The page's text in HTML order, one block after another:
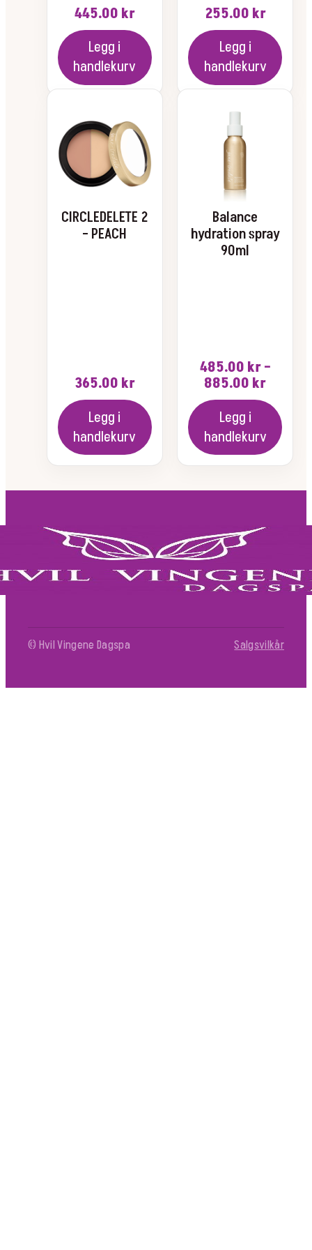
445.00 kr
Legg i
handlekurv
255.00 kr
Legg i
handlekurv
CIRCLEDELETE 2
– PEACH
365.00 kr
Legg i
handlekurv
Balance
hydration spray
90ml
485.00 kr–
885.00 kr
til
Legg i
handlekurv
varianter.
Alternativene
velges
på
produktsiden
© Hvil Vingene Dagspa Salgsvilkår